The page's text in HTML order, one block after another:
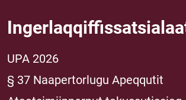
UPA 2026
§ 37 Naapertorlugu Apeqqutit